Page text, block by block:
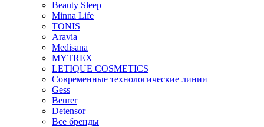
Beauty Sleep
Minna Life
TONIS
Aravia
Medisana
MYTREX
LETIQUE COSMETICS
Современные технологические линии
Gess
Beurer
Detensor
Все бренды